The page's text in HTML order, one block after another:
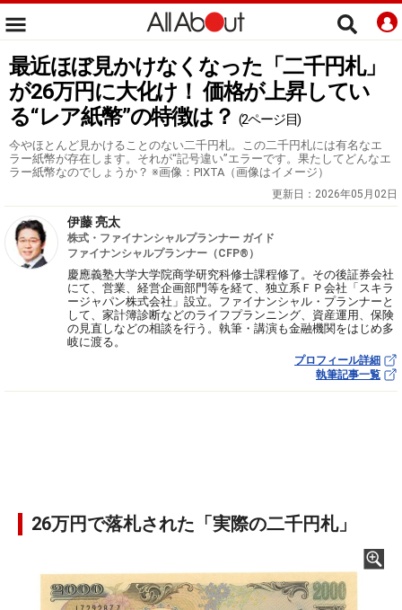
最近ほぼ見かけなくなった「二千円札」
が26万円に大化け！ 価格が上昇してい
る“レア紙幣”の特徴は？ (2ページ目)
今やほとんど見かけることのない二千円札。この二千円札には有名なエ
ラー紙幣が存在します。それが“記号違い”エラーです。果たしてどんなエ
ラー紙幣なのでしょうか？ ※画像：PIXTA（画像はイメージ）
更新日： 2026年05月02日
伊藤 亮太
株式・ファイナンシャルプランナー ガイド
ファイナンシャルプランナー（CFP®）
慶應義塾大学大学院商学研究科修士課程修了。その後証券会社
にて、営業、経営企画部門等を経て、独立系ＦＰ会社「スキラ
ージャパン株式会社」設立。ファイナンシャル・プランナーと
して、家計簿診断などのライフプランニング、資産運用、保険
の見直しなどの相談を行う。執筆・講演も金融機関をはじめ多
岐に渡る。
プロフィール詳細
執筆記事一覧
26万円で落札された「実際の二千円札」